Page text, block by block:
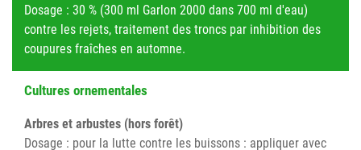
Dosage : 30 % (300 ml Garlon 2000 dans 700 ml d'eau)
contre les rejets, traitement des troncs par inhibition des
coupures fraîches en automne.
Cultures ornementales
Arbres et arbustes (hors forêt)
Dosage : pour la lutte contre les buissons : appliquer avec